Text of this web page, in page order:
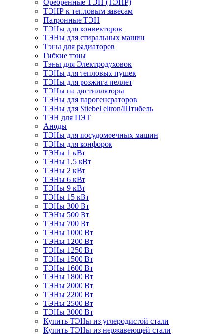
Оребренные ТЭН (ТЭНР)
ТЭНР к тепловым завесам
Патронные ТЭН
ТЭНы для конвекторов
ТЭНы для стиральных машин
Тэны для радиаторов
Гибкие тэны
Тэны для Электродуховок
ТЭНы для тепловых пушек
ТЭНы для розжига пеллет
ТЭНы на дистилляторы
ТЭНы для парогенераторов
ТЭНы для Stiebel eltron/Штибель
ТЭН для ПЭТ
Аноды
ТЭНы для посудомоечных машин
ТЭНы для конфорок
ТЭНы 1 кВт
ТЭНы 1,5 кВт
ТЭНы 2 кВт
ТЭНы 6 кВт
ТЭНы 9 кВт
ТЭНы 15 кВт
ТЭНы 300 Вт
ТЭНы 500 Вт
ТЭНы 700 Вт
ТЭНы 1000 Вт
ТЭНы 1200 Вт
ТЭНы 1250 Вт
ТЭНы 1500 Вт
ТЭНы 1600 Вт
ТЭНы 1800 Вт
ТЭНы 2000 Вт
ТЭНы 2200 Вт
ТЭНы 2500 Вт
ТЭНы 3000 Вт
Купить ТЭНы из углеродистой стали
Купить ТЭНы из нержавеющей стали